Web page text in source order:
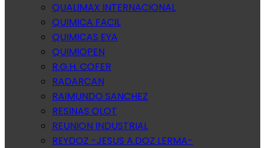
QUALIMAX INTERNACIONAL
QUIMICA FACIL
QUIMICAS EYA
QUIMIOPEN
R.G.H. COFER
RADARCAN
RAIMUNDO SANCHEZ
RESINAS OLOT
REUNION INDUSTRIAL
REYDOZ -JESUS A.DOZ LERMA-